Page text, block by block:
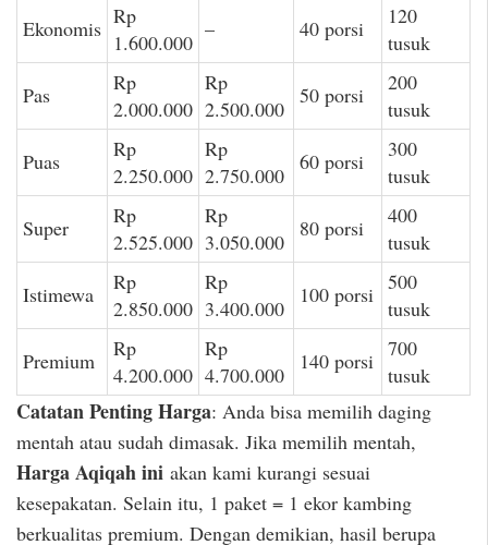
Ekonomis Rp
1.600.000
– 40 porsi
120
tusuk
Pas
Rp
2.000.000
Rp
2.500.000
50 porsi
200
tusuk
Puas
Rp
2.250.000
Rp
2.750.000
60 porsi
300
tusuk
Super
Rp
2.525.000
Rp
3.050.000
80 porsi
400
tusuk
Istimewa
Rp
2.850.000
Rp
3.400.000
100 porsi 500
tusuk
Premium
Rp
4.200.000
Rp
4.700.000
140 porsi 700
tusuk
Catatan Penting Harga: Anda bisa memilih daging
mentah atau sudah dimasak. Jika memilih mentah,
Harga Aqiqah ini akan kami kurangi sesuai
kesepakatan. Selain itu, 1 paket = 1 ekor kambing
berkualitas premium. Dengan demikian, hasil berupa